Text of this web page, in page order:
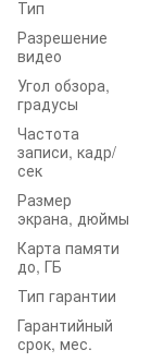
Тип
Разрешение
видео
Угол обзора,
градусы
Частота
записи, кадр/
сек
Размер
экрана, дюймы
Карта памяти
до, ГБ
Тип гарантии
Гарантийный
срок, мес.